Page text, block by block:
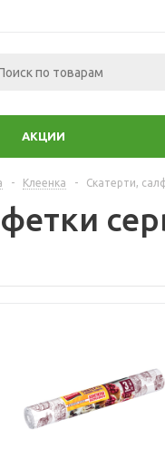
АКЦИИ
- Клеенка - Скатерти,